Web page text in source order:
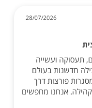
28/07/2026
תעסוקה ועשייה
חדשנות בעולם
פורצות דרך
אנחנו מחפשים